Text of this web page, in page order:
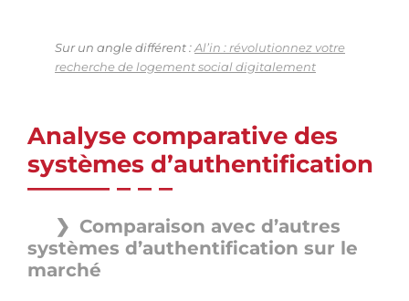
Sur un angle différent :Al’in : révolutionnez votre
recherche de logement social digitalement
Analyse comparative des
systèmes d’authentification
Comparaison avec d’autres
systèmes d’authentification sur le
marché